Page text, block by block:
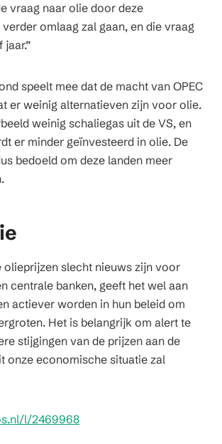
vraag naar olie door deze
omlaag zal gaan, en die vraag
speelt mee dat de macht van OPEC
er weinig alternatieven zijn voor olie.
weinig schaliegas uit de VS, en
er minder geïnvesteerd in olie. De
bedoeld om deze landen meer
olieprijzen slecht nieuws zijn voor
centrale banken, geeft het wel aan
actiever worden in hun beleid om
Het is belangrijk om alert te
stijgingen van de prijzen aan de
onze economische situatie zal
l/2469968